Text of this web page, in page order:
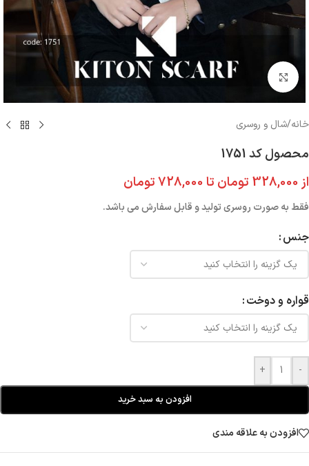
بزرگنمایی تصویر
خانه/شال و روسری
محصول کد 1751
از 328,000 تومان تا 728,000تومان
فقط به صورت روسری تولید و قابل سفارش می باشد.
جنس
قواره و دوخت
-
+
افزودن به سبد خرید
افزودن به علاقه مندی